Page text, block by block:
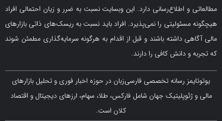
اطلاع‌رسانی دارد. این وبسایت نسبت به ضرر و زیان احتمالی افراد
را نمی‌پذیرد. افراد باید نسبت به ریسک‌های ذاتی بازارهای
داشته باشند و قبل از اقدام به هرگونه سرمایه‌گذاری مطمئن شوند
دانش کافی را دارند.
رسانه تخصصی فارسی‌زبان در حوزه اخبار فوری و تحلیل بازارهای
جهان شامل فارکس، طلا، سهام، ارزهای دیجیتال و اقتصاد